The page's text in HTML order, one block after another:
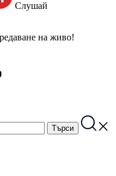
Слушай
на живо!